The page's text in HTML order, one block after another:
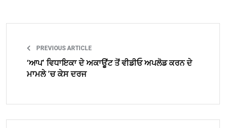
PREVIOUS ARTICLE
‘ਆਪ’ ਵਿਧਾਇਕਾ ਦੇ ਅਕਾਊਂਟ ਤੋਂ ਵੀਡੀਓ ਅਪਲੋਡ ਕਰਨ ਦੇ
ਮਾਮਲੇ ’ਚ ਕੇਸ ਦਰਜ